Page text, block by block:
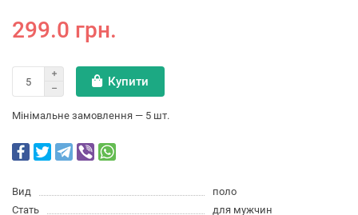
299.0 грн.
Купити
Мінімальне замовлення — 5 шт.
Вид
поло
Стать
для мужчин